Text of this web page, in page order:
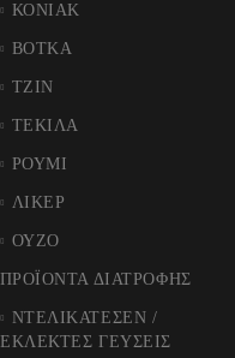
ΚΟΝΙΑΚ
ΒΟΤΚΑ
ΤΖΙΝ
ΤΕΚΙΛΑ
ΡΟΥΜΙ
ΛΙΚΕΡ
ΟΥΖΟ
ΠΡΟΪΟΝΤΑ ΔΙΑΤΡΟΦΗΣ
ΝΤΕΛΙΚΑΤΕΣΕΝ /
ΕΚΛΕΚΤΕΣ ΓΕΥΣΕΙΣ